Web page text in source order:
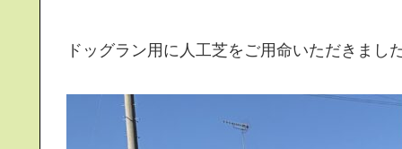
ドッグラン用に人工芝をご用命いただきまし